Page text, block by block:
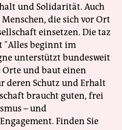
und Solidarität. Auch
die sich vor Ort
einsetzen. Die taz
"Alles beginnt im
unterstützt bundesweit
und baut einen
deren Schutz und Erhalt
braucht guten, frei
– und
Finden Sie